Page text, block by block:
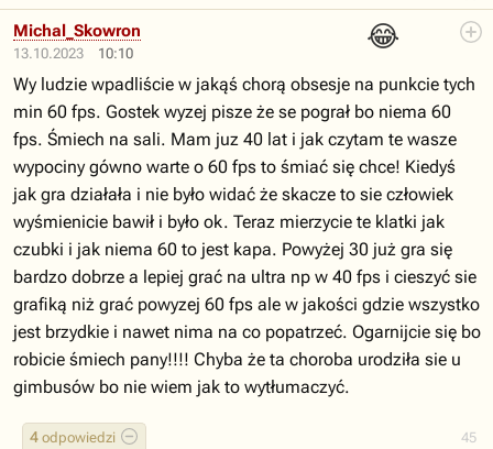
13.10.2023 10:10
😂
45
4 odpowiedzi
Michal_Skowron
Wy ludzie wpadliście w jakąś chorą obsesje na punkcie tych
min 60 fps. Gostek wyzej pisze że se pograł bo niema 60
fps. Śmiech na sali. Mam juz 40 lat i jak czytam te wasze
wypociny gówno warte o 60 fps to śmiać się chce! Kiedyś
jak gra działała i nie było widać że skacze to sie człowiek
wyśmienicie bawił i było ok. Teraz mierzycie te klatki jak
czubki i jak niema 60 to jest kapa. Powyżej 30 już gra się
bardzo dobrze a lepiej grać na ultra np w 40 fps i cieszyć sie
grafiką niż grać powyzej 60 fps ale w jakości gdzie wszystko
jest brzydkie i nawet nima na co popatrzeć. Ogarnijcie się bo
robicie śmiech pany!!!! Chyba że ta choroba urodziła sie u
gimbusów bo nie wiem jak to wytłumaczyć.